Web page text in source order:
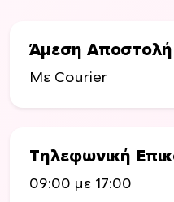
Άμεση
Με Courier
Τηλεφωνική
09:00 με 17:00